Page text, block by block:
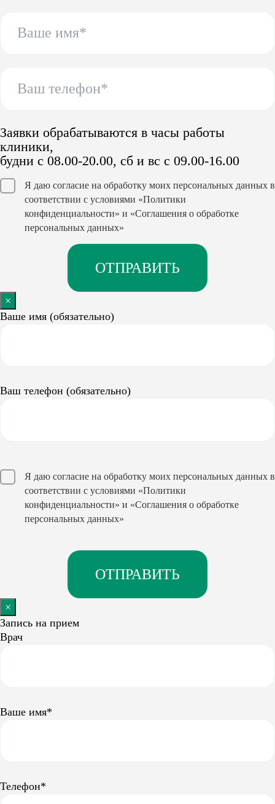
Заявки обрабатываются в часы работы
клиники,
будни с 08.00-20.00, сб и вс с 09.00-16.00
Я даю согласие на обработку моих персональных данных в
соответствии с условиями «Политики
конфиденциальности» и «Соглашения о обработке
персональных данных»
×
Ваше имя (обязательно)
Ваш телефон (обязательно)
Я даю согласие на обработку моих персональных данных в
соответствии с условиями «Политики
конфиденциальности» и «Соглашения о обработке
персональных данных»
×
Запись на прием
Врач
Ваше имя*
Телефон*